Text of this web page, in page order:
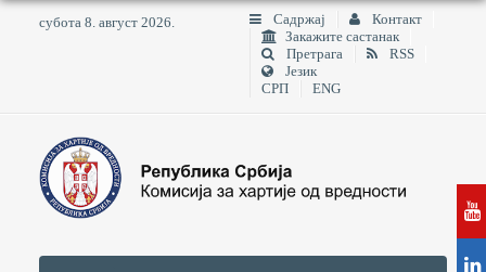
субота 8. август 2026. Садржај
Контакт
Закажите састанак
Претрага
RSS
Језик
СРП
ENG